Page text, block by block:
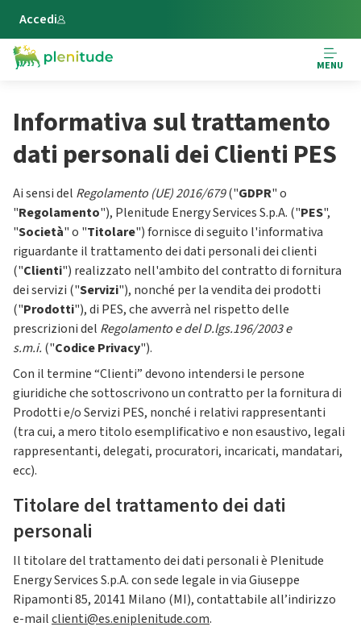
Vai al contenuto principale
Accedi
MENU
Informativa sul trattamento
dati personali dei Clienti PES
Ai sensi del Regolamento (UE) 2016/679("GDPR" o
"Regolamento"), Plenitude Energy Services S.p.A. ("PES",
"Società" o "Titolare") fornisce di seguito l'informativa
riguardante il trattamento dei dati personali dei clienti
("Clienti") realizzato nell'ambito del contratto di fornitura
dei servizi ("Servizi"), nonché per la vendita dei prodotti
("Prodotti"), di PES, che avverrà nel rispetto delle
prescrizioni del Regolamento e del D.lgs.196/2003 e
s.m.i. ("Codice Privacy").
Con il termine “Clienti” devono intendersi le persone
giuridiche che sottoscrivono un contratto per la fornitura di
Prodotti e/o Servizi PES, nonché i relativi rappresentanti
(tra cui, a mero titolo esemplificativo e non esaustivo, legali
rappresentanti, delegati, procuratori, incaricati, mandatari,
ecc).
Titolare del trattamento dei dati
personali
Il titolare del trattamento dei dati personali è Plenitude
Energy Services S.p.A. con sede legale in via Giuseppe
Ripamonti 85, 20141 Milano (MI), contattabile all’indirizzo
e-mailclienti@es.eniplenitude.com.